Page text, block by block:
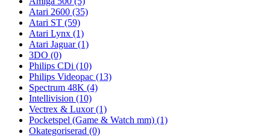
Atari 2600 (35)
Atari ST (59)
Atari Lynx (1)
Atari Jaguar(1)
3DO (0)
Philips CDi (10)
Philips Videopac (13)
Spectrum 48K (4)
Intellivision (10)
Vectrex & Luxor(1)
Pocketspel (Game & Watch mm) (1)
Okategoriserad (0)